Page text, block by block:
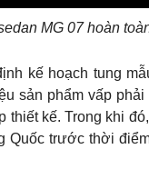
MG 07 hoàn
kế hoạch tung
sản phẩm vấp phải
thiết kế. Trong khi
Quốc trước thời